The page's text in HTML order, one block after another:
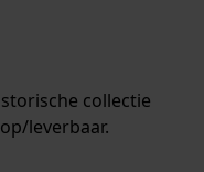
collectie
leverbaar.